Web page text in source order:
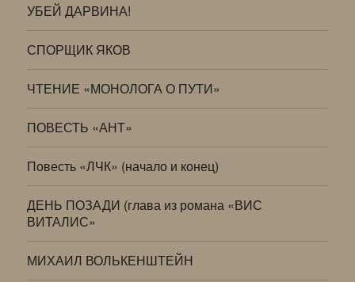
УБЕЙ ДАРВИНА!
СПОРЩИК ЯКОВ
ЧТЕНИЕ «МОНОЛОГА О ПУТИ»
ПОВЕСТЬ «АНТ»
Повесть «ЛЧК» (начало и конец)
ДЕНЬ ПОЗАДИ (глава из романа «ВИС
ВИТАЛИС»
МИХАИЛ ВОЛЬКЕНШТЕЙН